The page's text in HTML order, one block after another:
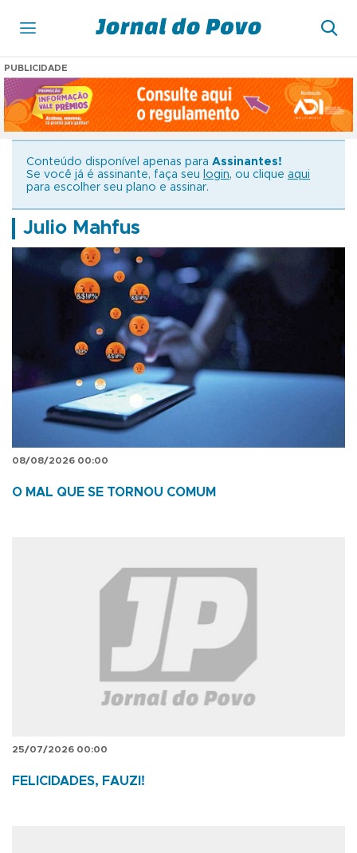
PUBLICIDADE
Conteúdo disponível apenas para Assinantes!
Se você já é assinante, faça seu
login, ou clique aqui
para escolher seu plano e assinar.
Julio Mahfus
08/08/2026 00:00
O MAL QUE SE TORNOU COMUM
25/07/2026 00:00
FELICIDADES, FAUZI!